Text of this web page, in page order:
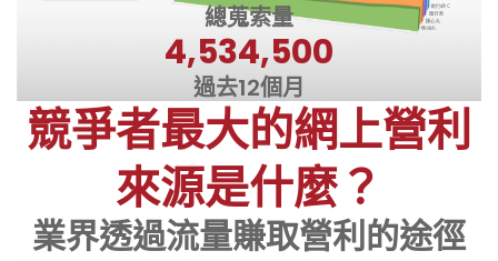
總蒐索量
4,534,500
過去12個月
競爭者最大的網上營利
來源是什麼？
業界透過流量賺取營利的途徑